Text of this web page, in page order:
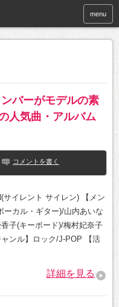
menu
バーがモデルの素
人気曲・アルバム
コメントを書く
サイレント サイレン) 【メン
ーカル・ギター)/山内あいな
子(キーボード)/梅村妃奈子
ンル】ロック/J-POP 【活
詳細を見る